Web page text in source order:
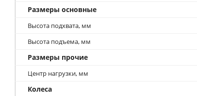
Размеры основные
Высота подхвата, мм
Высота подъема, мм
Размеры прочие
Центр нагрузки, мм
Колеса